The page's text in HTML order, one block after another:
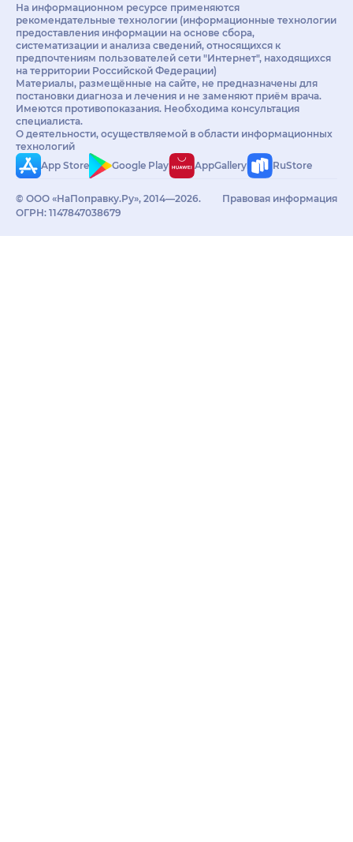
На информационном ресурсе применяются
рекомендательные технологии (информационные технологии
предоставления информации на основе сбора,
систематизации и анализа сведений, относящихся к
предпочтениям пользователей сети "Интернет", находящихся
на территории Российской Федерации)
Материалы, размещённые на сайте, не предназначены для
постановки диагноза и лечения и не заменяют приём врача.
Имеются противопоказания. Необходима консультация
специалиста.
О деятельности, осуществляемой в области информационных
технологий
App Store
Google Play AppGallery RuStore
© ООО «НаПоправку.Ру», 2014—2026.
ОГРН: 1147847038679
Правовая информация